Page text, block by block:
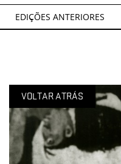
EDIÇÕES ANTERIORES
VOLTAR ATRÁS